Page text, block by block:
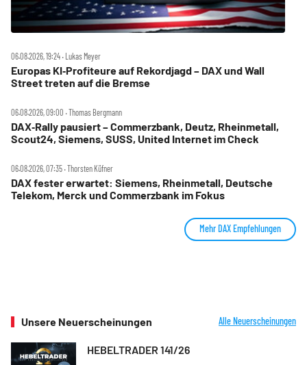
06.08.2026, 19:24 ‧ Lukas Meyer
Europas KI‑Profiteure auf Rekordjagd – DAX und Wall
Street treten auf die Bremse
06.08.2026, 09:00 ‧ Thomas Bergmann
DAX‑Rally pausiert – Commerzbank, Deutz, Rheinmetall,
Scout24, Siemens, SUSS, United Internet im Check
06.08.2026, 07:35 ‧ Thorsten Küfner
DAX fester erwartet: Siemens, Rheinmetall, Deutsche
Telekom, Merck und Commerzbank im Fokus
Mehr DAX Empfehlungen
Unsere Neuerscheinungen Alle Neuerscheinungen
HEBELTRADER 141/26